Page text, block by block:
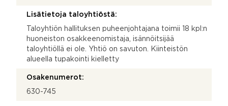
Lisätietoja taloyhtiöstä:
Taloyhtiön hallituksen puheenjohtajana toimii 18 kpl:n
huoneiston osakkeenomistaja, isännöitsijää
taloyhtiöllä ei ole. Yhtiö on savuton. Kiinteistön
alueella tupakointi kielletty
Osakenumerot:
630-745